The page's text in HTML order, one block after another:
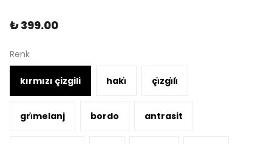
₺ 399.00
Renk
kırmızı çizgili haki̇ çi̇zgi̇li̇
gri̇melanj bordo antrasit